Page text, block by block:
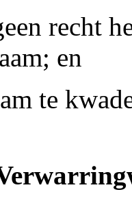
recht
en
te